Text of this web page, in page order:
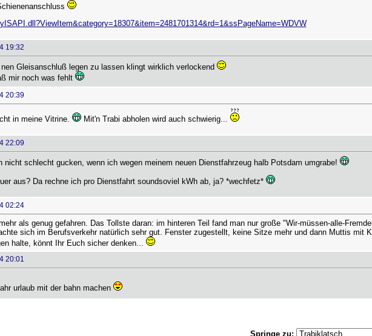
19:32
Gleisanschluß legen zu lassen klingt wirklich verlockend
mir noch was fehlt
20:39
in meine Vitrine. Mit'n Trabi abholen wird auch schwierig...
22:09
nicht schlecht gucken, wenn ich wegen meinem neuen Dienstfahrzeug halb Potsdam umgrabe!
aus? Da rechne ich pro Dienstfahrt soundsoviel kWh ab, ja? *wechfetz*
02:24
als genug gefahren. Das Tollste daran: im hinteren Teil fand man nur große "Wir-müssen-alle-
sich im Berufsverkehr natürlich sehr gut. Fenster zugestellt, keine Sitze mehr und dann Muttis mit
halte, könnt Ihr Euch sicher denken...
20:01
urlaub mit der bahn machen
Springe zu: